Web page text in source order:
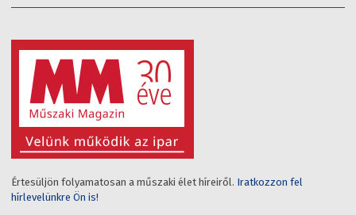
Értesüljön folyamatosan a műszaki élet híreiről. Iratkozzon fel
hírlevelünkre Ön is!